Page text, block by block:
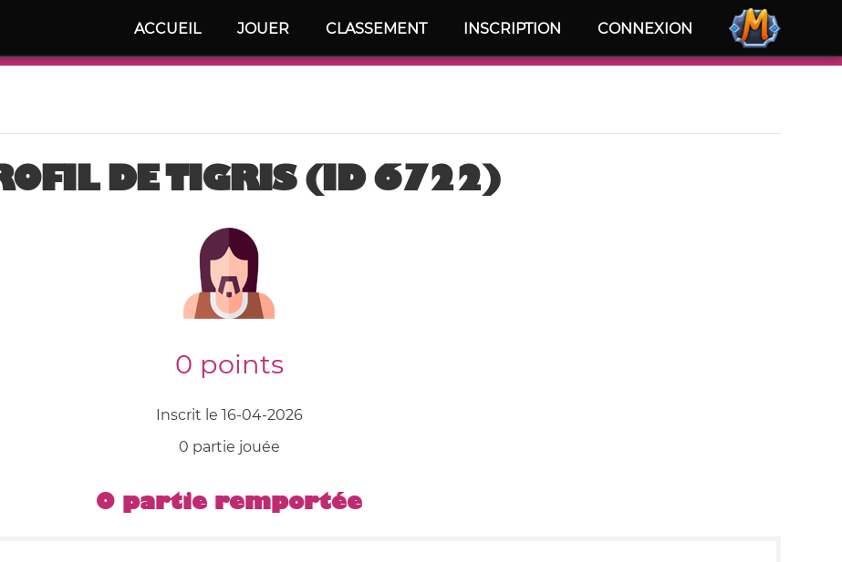
ACCUEIL JOUER CLASSEMENT INSCRIPTION CONNEXION
DE TIGRIS (ID 6722)
0 points
Inscrit le 16-04-2026
0 partie jouée
0 partie remportée